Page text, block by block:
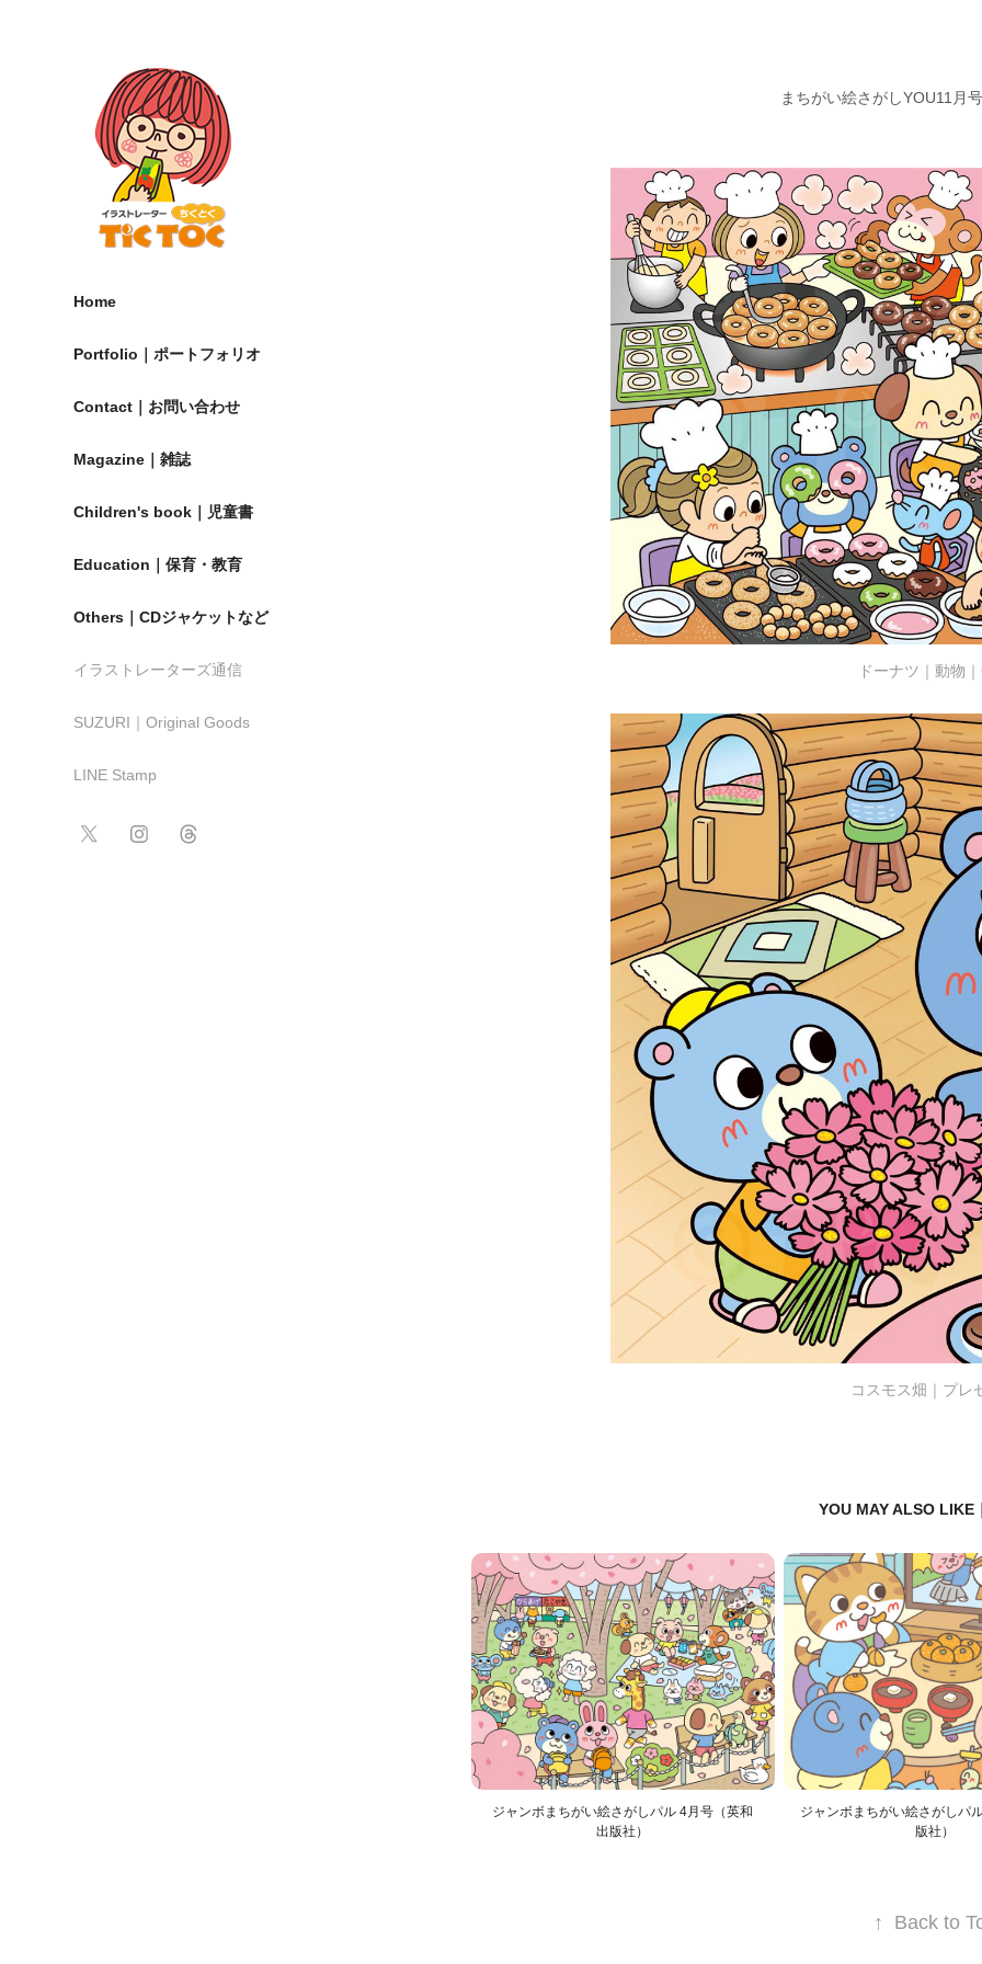
Home
Portfolio｜ポートフォリオ
Contact｜お問い合わせ
Magazine｜雑誌
Children's book｜児童書
Education｜保育・教育
Others｜CDジャケットなど
イラストレーターズ通信
SUZURI｜Original Goods
LINE Stamp
まちがい絵さがしYOU11月
ドーナツ｜動物
コスモス畑｜プレ
YOU MAY ALSO LIKE
ジャンボまちがい絵さがしパル 4月号（英和
出版社）
ジャンボまちがい絵さがしパ
版社）
↑ Back to